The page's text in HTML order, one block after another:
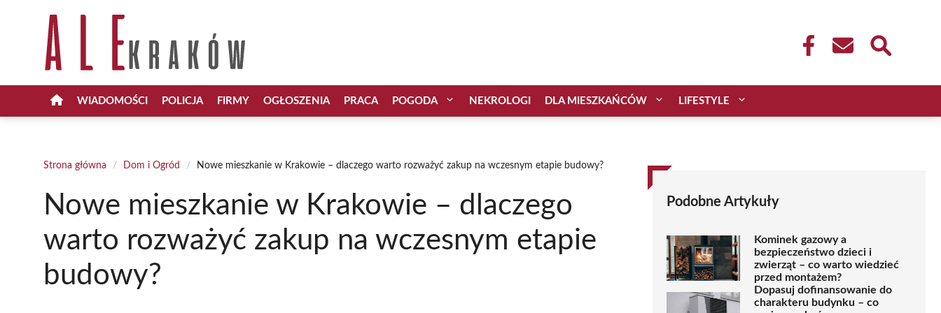
WIADOMOŚCI POLICJA FIRMY OGŁOSZENIA PRACA POGODA NEKROLOGI DLA MIESZKAŃCÓW LIFESTYLE
Strona główna / Dom i Ogród / Nowe mieszkanie w Krakowie – dlaczego warto rozważyć zakup na wczesnym etapie budowy?
Nowe mieszkanie w Krakowie – dlaczego
warto rozważyć zakup na wczesnym etapie
budowy?
Podobne Artykuły
Kominek gazowy a
bezpieczeństwo dzieci i
zwierząt – co warto wiedzieć
przed montażem?
Dopasuj dofinansowanie do
charakteru budynku – co